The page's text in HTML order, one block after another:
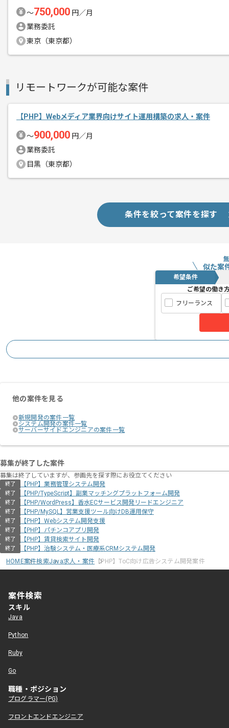
その他募集要項
エージェントからのコ
メント
を行っている企業になります。
〜750,000 円／月
業務委託
東京（東京都）
リモートワークが可能な案件
【PHP】Webメディア業界向けサイト運用構築の求人・案件
〜900,000 円／月
業務委託
目黒（東京都）
条件を絞って案件を探す
似た案
希望条件
ご希望の働き
フリーランス
他の案件を見る
新規開発の案件一覧
システム開発の案件一覧
サーバーサイドエンジニアの案件一覧
募集が終了した案件
募集は終了していますが、参画先を探す際にお役立てください
終了 【PHP】業務管理システム開発
終了 【PHP/TypeScript】副業マッチングプラットフォーム開発
終了 【PHP/WordPress】香水ECサービス開発リードエンジニア
終了 【PHP/MySQL】営業支援ツール向けDB運用保守
終了 【PHP】Webシステム開発支援
終了 【PHP】パチンコアプリ開発
終了 【PHP】賃貸検索サイト開発
終了
【PHP】治験システム・医療系CRMシステム開発
HOME案件検索Java求人・案件 【PHP】ToC向け広告システム開発案件
案件検索
スキル
Java
Python
Ruby
Go
職種・ポジション
プログラマー(PG)
フロントエンドエンジニア